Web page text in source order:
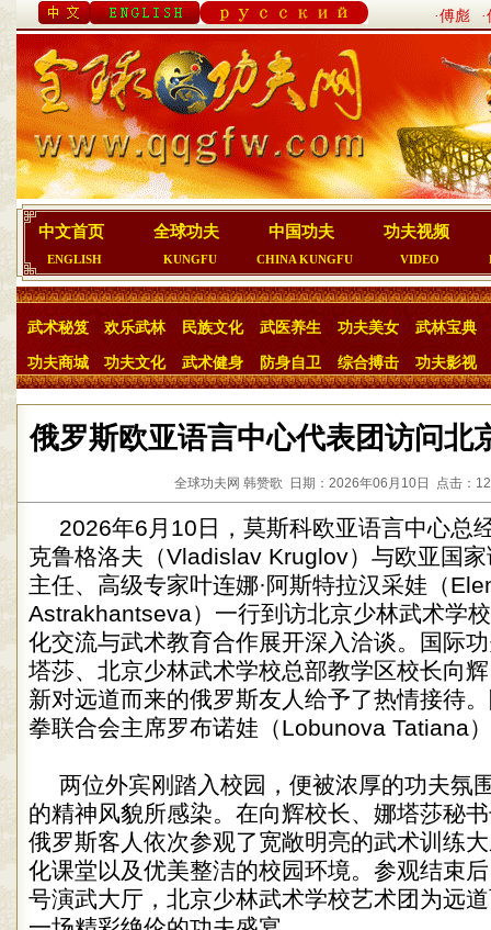
·傅彪
中文首页
ENGLISH
全球功夫
KUNGFU
中国功夫
CHINA KUNGFU
功夫视频
VIDEO
武术秘笈 欢乐武林 民族文化 武医养生 功夫美女 武林宝典
功夫商城 功夫文化 武术健身 防身自卫 综合搏击 功夫影视
俄罗斯欧亚语言中心代表团访问北
全球功夫网 韩赞歌 日期：2026年06月10日 点击：
2026年6月10日，莫斯科欧亚语言中心总
克鲁格洛夫（Vladislav Kruglov）与欧亚国
主任、高级专家叶连娜·阿斯特拉汉采娃（
Astrakhantseva）一行到访北京少林武术学
化交流与武术教育合作展开深入洽谈。国际
塔莎、北京少林武术学校总部教学区校长向
新对远道而来的俄罗斯友人给予了热情接待
拳联合会主席罗布诺娃（Lobunova Tatiana
两位外宾刚踏入校园，便被浓厚的功夫氛
的精神风貌所感染。在向辉校长、娜塔莎秘
俄罗斯客人依次参观了宽敞明亮的武术训练
化课堂以及优美整洁的校园环境。参观结束
号演武大厅，北京少林武术学校艺术团为远